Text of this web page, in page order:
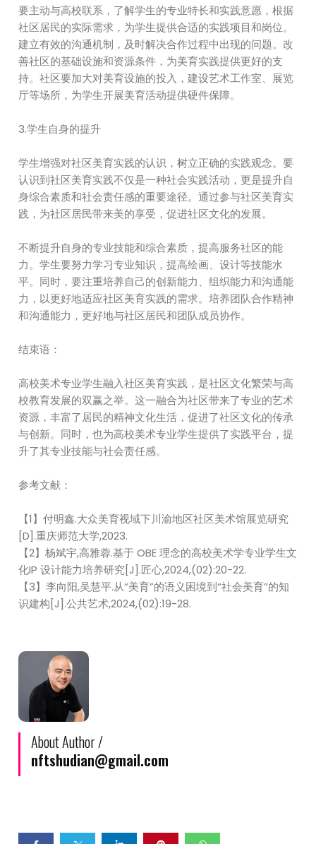
要主动与高校联系，了解学生的专业特长和实践意愿，根据
社区居民的实际需求，为学生提供合适的实践项目和岗位。
建立有效的沟通机制，及时解决合作过程中出现的问题。改
善社区的基础设施和资源条件，为美育实践提供更好的支
持。社区要加大对美育设施的投入，建设艺术工作室、展览
厅等场所，为学生开展美育活动提供硬件保障。
3.学生自身的提升
学生增强对社区美育实践的认识，树立正确的实践观念。要
认识到社区美育实践不仅是一种社会实践活动，更是提升自
身综合素质和社会责任感的重要途径。通过参与社区美育实
践，为社区居民带来美的享受，促进社区文化的发展。
不断提升自身的专业技能和综合素质，提高服务社区的能
力。学生要努力学习专业知识，提高绘画、设计等技能水
平。同时，要注重培养自己的创新能力、组织能力和沟通能
力，以更好地适应社区美育实践的需求。培养团队合作精神
和沟通能力，更好地与社区居民和团队成员协作。
结束语：
高校美术专业学生融入社区美育实践，是社区文化繁荣与高
校教育发展的双赢之举。这一融合为社区带来了专业的艺术
资源，丰富了居民的精神文化生活，促进了社区文化的传承
与创新。同时，也为高校美术专业学生提供了实践平台，提
升了其专业技能与社会责任感。
参考文献：
【1】付明鑫.大众美育视域下川渝地区社区美术馆展览研究
[D].重庆师范大学,2023.
【2】杨斌宇,高雅蓉.基于 OBE 理念的高校美术学专业学生文
化IP 设计能力培养研究[J].匠心,2024,(02):20-22.
【3】李向阳,吴慧平.从“美育”的语义困境到“社会美育”的知
识建构[J].公共艺术,2024,(02):19-28.
About Author /
nftshudian@gmail.com